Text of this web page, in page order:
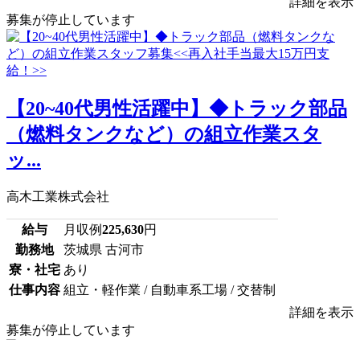
募集が停止しています
【20~40代男性活躍中】◆トラック部品
（燃料タンクなど）の組立作業スタ
ッ...
高木工業株式会社
給与 月収例225,630円
勤務地
茨城県 古河市
寮・社宅 あり
仕事内容 組立・軽作業 / 自動車系工場 / 交替制
詳細を表示
募集が停止しています